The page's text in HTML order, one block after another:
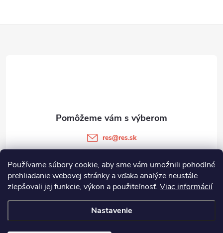
Používame súbory cookie, aby sme vám umožnili pohodlné
prehliadanie webovej stránky a vďaka analýze neustále
zlepšovali jej funkcie, výkon a použiteľnosť. Viac informácií
Nastavenie
i
e
Informácie pre vás
res@res.sk